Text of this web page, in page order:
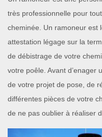
très professionnelle pour
cheminée. Un ramoneur est
attestation légage sur la
de débistrage de votre
votre poêle. Avant
de votre projet de pose, de
différentes pièces de votre
de ne pas oublier à réaliser